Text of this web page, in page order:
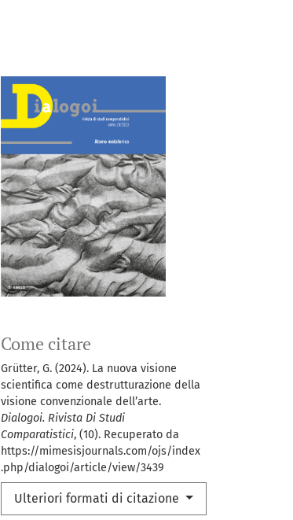
Come citare
Grütter, G. (2024). La nuova visione
scientifica come destrutturazione della
visione convenzionale dell’arte.
Dialogoi. Rivista Di Studi
Comparatistici, (10). Recuperato da
https://mimesisjournals.com/ojs/index
.php/dialogoi/article/view/3439
Ulteriori formati di citazione